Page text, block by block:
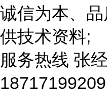
诚信为本、
供技术资料;
服务热线 张